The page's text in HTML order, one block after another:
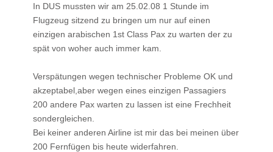
In DUS mussten wir am 25.02.08 1 Stunde im
Flugzeug sitzend zu bringen um nur auf einen
einzigen arabischen 1st Class Pax zu warten der zu
spät von woher auch immer kam.
Verspätungen wegen technischer Probleme OK und
akzeptabel,aber wegen eines einzigen Passagiers
200 andere Pax warten zu lassen ist eine Frechheit
sondergleichen.
Bei keiner anderen Airline ist mir das bei meinen über
200 Fernfügen bis heute widerfahren.